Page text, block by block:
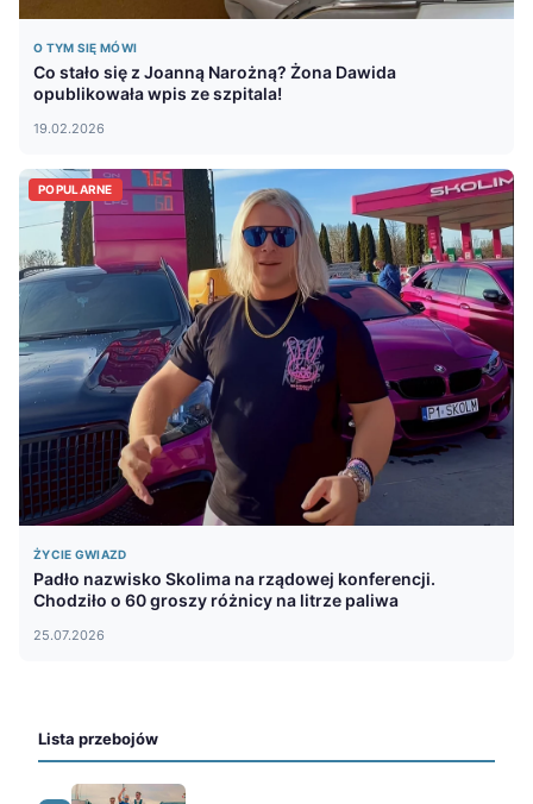
O TYM SIĘ MÓWI
Co stało się z Joanną Narożną? Żona Dawida
opublikowała wpis ze szpitala!
19.02.2026
POPULARNE
ŻYCIE GWIAZD
Padło nazwisko Skolima na rządowej konferencji.
Chodziło o 60 groszy różnicy na litrze paliwa
25.07.2026
Lista przebojów